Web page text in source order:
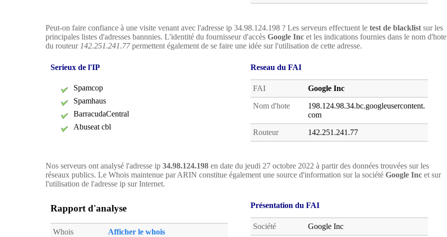
Peut-on faire confiance à une visite venant avec l'adresse ip 34.98.124.198 ? Les serveurs effectuent le test de blacklist sur les
principales listes d'adresses bannnies. L'identité du fournisseur d'accès Google Inc et les indications fournies dans le nom d'hote
du routeur 142.251.241.77permettent également de se faire une idée sur l'utilisation de cette adresse.
Serieux de l'IP
Spamcop
Spamhaus
BarracudaCentral
Abuseat cbl
Reseau du FAI
FAI Google Inc
Nom d'hote
198.124.98.34.bc.googleusercontent.
com
Routeur 142.251.241.77
Nos serveurs ont analysé l'adresse ip 34.98.124.198 en date du jeudi 27 octobre 2022 à partir des données trouvées sur les
réseaux publics. Le Whois maintenue par ARIN constitue également une source d'information sur la société Google Inc et sur
l'utilisation de l'adresse ip sur Internet.
Rapport d'analyse
Whois Afficher le whois
Présentation du FAI
Société Google Inc